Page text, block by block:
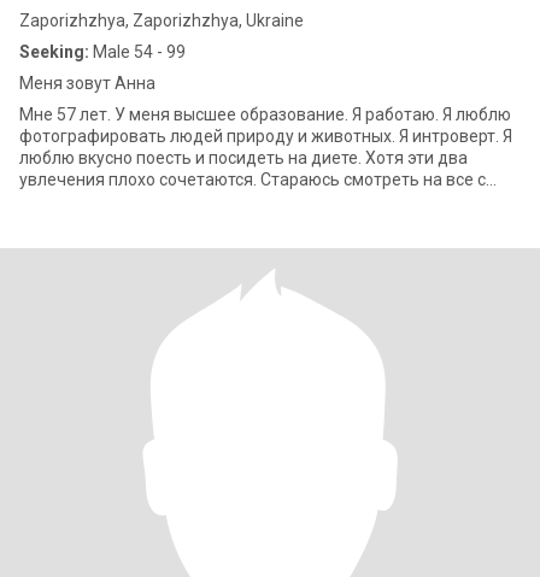
Zaporizhzhya, Zaporizhzhya, Ukraine
Seeking: Male 54 - 99
Меня зовут Анна
Мне 57 лет. У меня высшее образование. Я работаю. Я люблю
фотографировать людей природу и животных. Я интроверт. Я
люблю вкусно поесть и посидеть на диете. Хотя эти два
увлечения плохо сочетаются. Стараюсь смотреть на все с